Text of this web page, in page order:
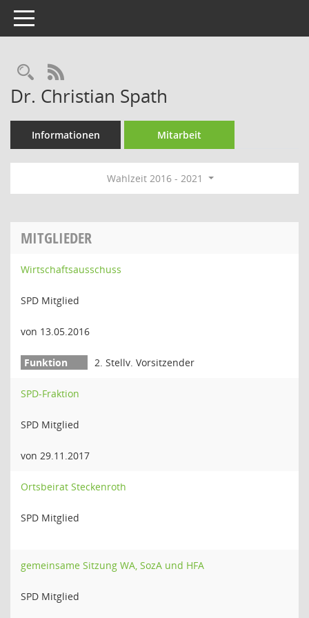
Toggle navigation
Rechercheauswahl
RSS-Feed
Dr. Christian Spath
Informationen Mitarbeit
Wahlzeit 2016 - 2021
MITGLIEDER
Wirtschaftsausschuss
SPD Mitglied
von 13.05.2016
2. Stellv. Vorsitzender
SPD-Fraktion
SPD Mitglied
von 29.11.2017
Ortsbeirat Steckenroth
SPD Mitglied
gemeinsame Sitzung WA, SozA und HFA
SPD Mitglied